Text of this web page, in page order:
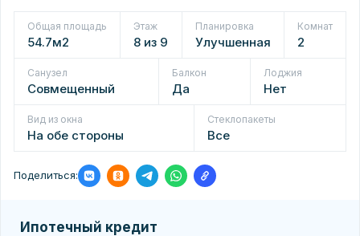
Общая площадь
54.7м2
Этаж
8 из 9
Планировка
Улучшенная
Комнат
2
Санузел
Совмещенный
Балкон
Да
Лоджия
Нет
Вид из окна
На обе стороны
Стеклопакеты
Все
Поделиться:
Ипотечный кредит